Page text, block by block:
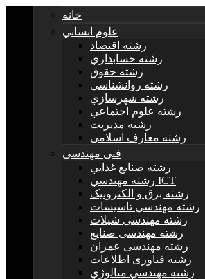
خانه
علوم انساني
رشته اقتصاد
رشته حسابداري
رشته حقوق
رشته روانشناسي
رشته شهرسازي
رشته علوم اجتماعي
رشته مديريت
رشته معارف اسلامی
فنی مهندسی
رشته صنايع غذايي
رشته مهندسي ICT
رشته برق و الکترونيک
رشته مهندسي تاسيسات
رشته مهندسی شیلات
رشته مهندسی صنایع
رشته مهندسی عمران
رشته فناوری اطلاعات
رشته مهندسي متالوژي